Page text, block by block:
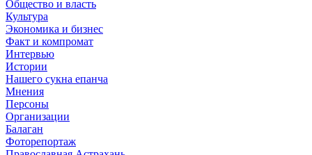
Общество и власть
Культура
Экономика и бизнес
Факт и компромат
Интервью
Истории
Нашего сукна епанча
Мнения
Персоны
Организации
Балаган
Фоторепортаж